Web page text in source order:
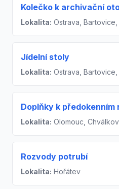
Kolečko k archivační
Lokalita: Ostrava,
Jídelní stoly
Lokalita: Ostrava,
Doplňky k předokenním
Lokalita: Olomouc,
Rozvody potrubí
Lokalita: Hořátev